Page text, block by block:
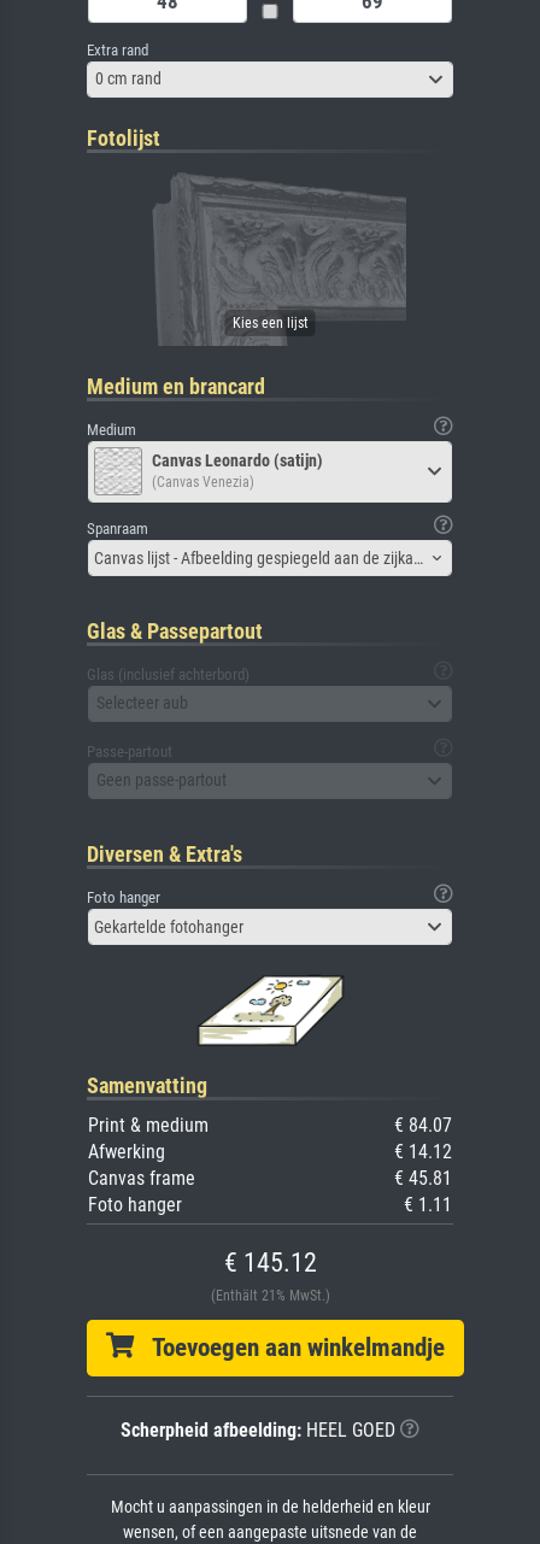
Extra rand
0 cm rand
Fotolijst
Medium en brancard
Medium
Canvas Leonardo (satijn)
(Canvas Venezia)
Spanraam
Canvas lijst - Afbeelding gespiegeld aan de zijkant
Glas & Passepartout
Glas (inclusief achterbord)
Selecteer aub
Passe-partout
Geen passe-partout
Diversen & Extra's
Foto hanger
Gekartelde fotohanger
Samenvatting
Print & medium
€ 84.07
Afwerking
€ 14.12
Canvas frame
€ 45.81
Foto hanger
€ 1.11
€ 145.12
(Enthält 21% MwSt.)
Toevoegen aan winkelmandje
Scherpheid afbeelding: HEEL GOED
Mocht u aanpassingen in de helderheid en kleur
wensen, of een aangepaste uitsnede van de